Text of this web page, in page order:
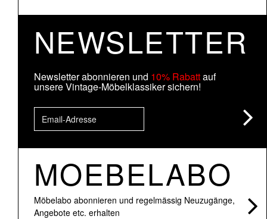
NEWSLETTER
Newsletter abonnieren und 10% Rabattauf
unsere Vintage-Möbelklassiker sichern!
MOEBELABO
Möbelabo abonnieren und regelmässig Neuzugänge,
Angebote etc. erhalten